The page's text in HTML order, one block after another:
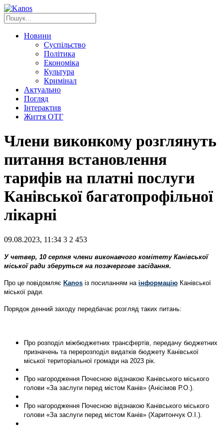
Новини
Суспільство
Політика
Економіка
Культура
Кримінал
Актуально
Погляд
Інтерактив
Життя ОТГ
Члени виконкому розглянуть
питання встановлення
тарифів на платні послуги
Канівської багатопрофільної
лікарні
09.08.2023, 11:34 3 2 453
У четвер, 10 серпня члени виконавчого комітету Канівської
міської ради зберуться на позачергове засідання.
Про це повідомляє Kanos із посиланням на інформацію Канівської
міської ради.
Порядок денний заходу передбачає розгляд таких питань:
Про розподіл міжбюджетних трансфертів, передачу бюджетних
призначень та перерозподіл видатків бюджету Канівської
міської територіальної громади на 2023 рік.
Про нагородження Почесною відзнакою Канівського міського
голови «За заслуги перед містом Канів» (Анісімов Р.О.).
Про нагородження Почесною відзнакою Канівського міського
голови «За заслуги перед містом Канів» (Харитончук О.І.).